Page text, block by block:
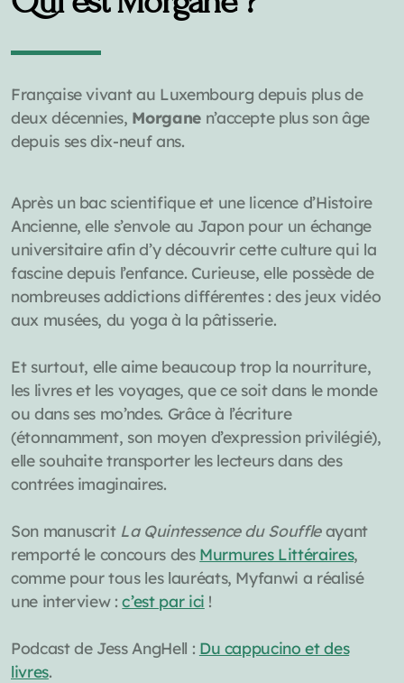
Française vivant au Luxembourg depuis plus de
deux décennies, Morganen’accepte plus son âge
depuis ses dix-neuf ans.
Après un bac scientifique et une licence d’Histoire
Ancienne, elle s’envole au Japon pour un échange
universitaire afin d’y découvrir cette culture qui la
fascine depuis l’enfance. Curieuse, elle possède de
nombreuses addictions différentes : des jeux vidéo
aux musées, du yoga à la pâtisserie.
Et surtout, elle aime beaucoup trop la nourriture,
les livres et les voyages, que ce soit dans le monde
ou dans ses mo’ndes. Grâce à l’écriture
(étonnamment, son moyen d’expression privilégié),
elle souhaite transporter les lecteurs dans des
contrées imaginaires.
Son manuscrit La Quintessencedu Souffleayant
remporté le concours des Murmures Littéraires,
comme pour tous les lauréats, Myfanwi a réalisé
une interview : c’est par ici !
Podcastde Jess AngHell : Du cappucino et des
livres.